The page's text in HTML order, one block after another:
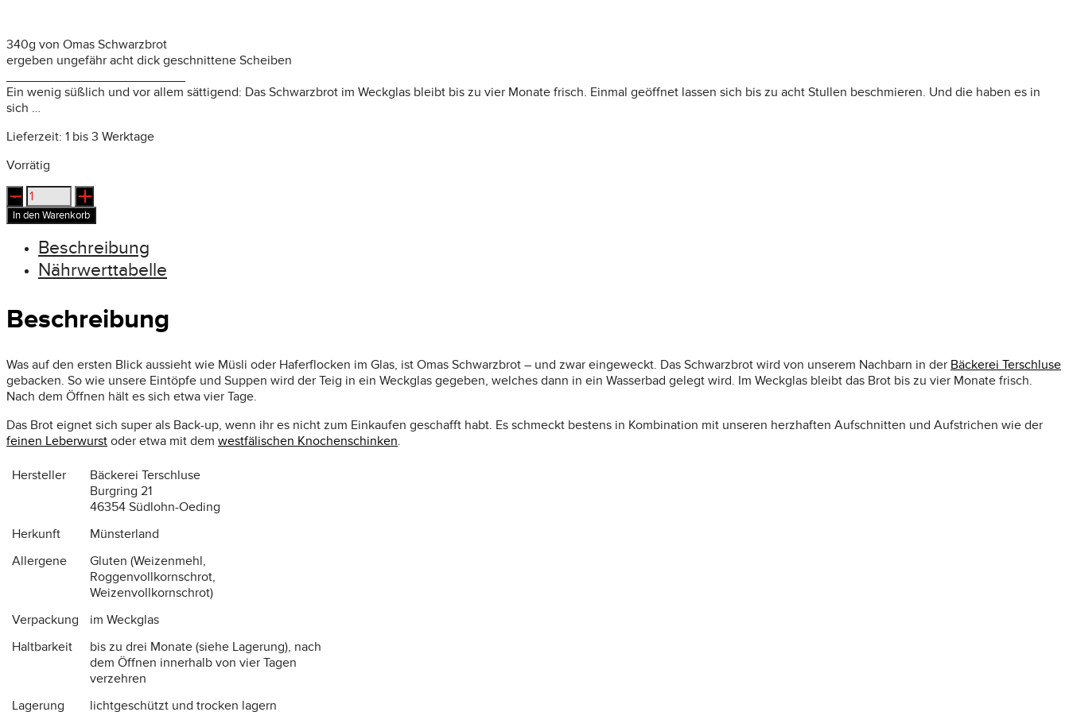
340g von Omas Schwarzbrot
ergeben ungefähr acht dick geschnittene Scheiben
Ein wenig süßlich und vor allem sättigend: Das Schwarzbrot im Weckglas bleibt bis zu vier Monate frisch. Einmal geöffnet lassen sich bis zu acht Stullen beschmieren. Und die haben es in
sich …
Lieferzeit: 1 bis 3 Werktage
Vorrätig
Omas
Schwarzbrot
Menge
In den Warenkorb
Beschreibung
Nährwerttabelle
Beschreibung
Was auf den ersten Blick aussieht wie Müsli oder Haferflocken im Glas, ist Omas Schwarzbrot – und zwar eingeweckt. Das Schwarzbrot wird von unserem Nachbarn in der Bäckerei Terschluse
gebacken. So wie unsere Eintöpfe und Suppen wird der Teig in ein Weckglas gegeben, welches dann in ein Wasserbad gelegt wird. Im Weckglas bleibt das Brot bis zu vier Monate frisch.
Nach dem Öffnen hält es sich etwa vier Tage.
Das Brot eignet sich super als Back-up, wenn ihr es nicht zum Einkaufen geschafft habt. Es schmeckt bestens in Kombination mit unseren herzhaften Aufschnitten und Aufstrichen wie der
feinen Leberwurst oder etwa mit dem westfälischen Knochenschinken.
Hersteller
Bäckerei Terschluse
Burgring 21
46354 Südlohn-Oeding
Herkunft
Münsterland
Allergene
Gluten (Weizenmehl,
Roggenvollkornschrot,
Weizenvollkornschrot)
Verpackung
im Weckglas
Haltbarkeit
bis zu drei Monate (siehe Lagerung), nach
dem Öffnen innerhalb von vier Tagen
verzehren
Lagerung
lichtgeschützt und trocken lagern